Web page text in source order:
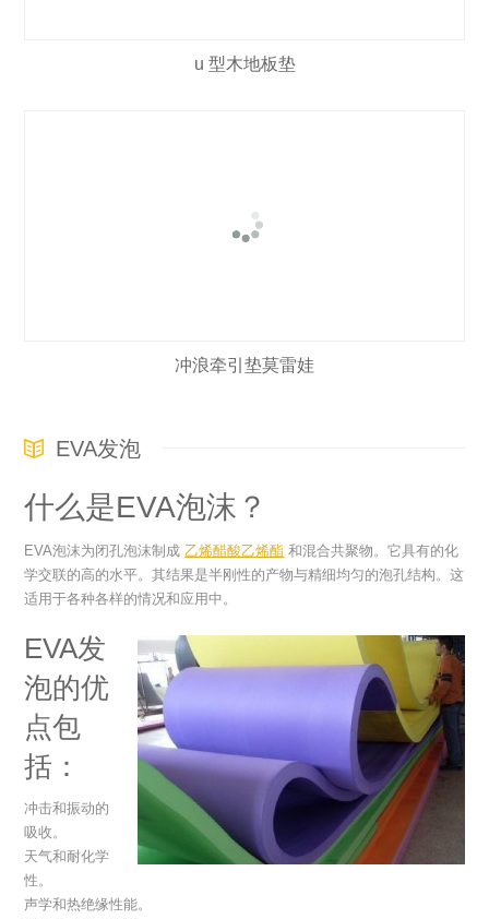
u 型木地板垫
冲浪牵引垫莫雷娃
EVA发泡
什么是EVA泡沫？
EVA泡沫为闭孔泡沫制成乙烯醋酸乙烯酯 和混合共聚物。它具有的化
学交联的高的水平。其结果是半刚性的产物与精细均匀的泡孔结构。这
适用于各种各样的情况和应用中。
EVA发
泡的优
点包
括：
冲击和振动的
吸收。
天气和耐化学
性。
声学和热绝缘性能。